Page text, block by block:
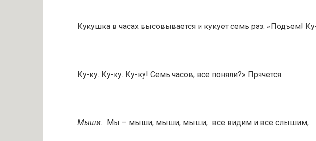
Кукушка в часах высовывается и кукует семь раз: «Подъем!
Ку-ку. Ку-ку. Ку-ку! Семь часов, все поняли?» Прячется.
Мыши. Мы – мыши, мыши, мыши, все видим и все слышим,